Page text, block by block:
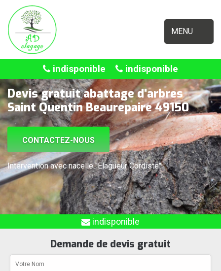
MENU
indisponible indisponible
Devis gratuit abattage d'arbres
Saint Quentin Beaurepaire 49150
CONTACTEZ-NOUS
Intervention avec nacelle "Elagueur Cordiste"
indisponible
Demande de devis gratuit